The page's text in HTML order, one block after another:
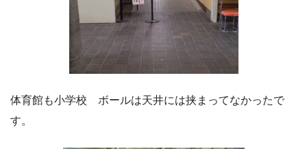
体育館も小学校 ボールは天井には挟まってなかったで
す。